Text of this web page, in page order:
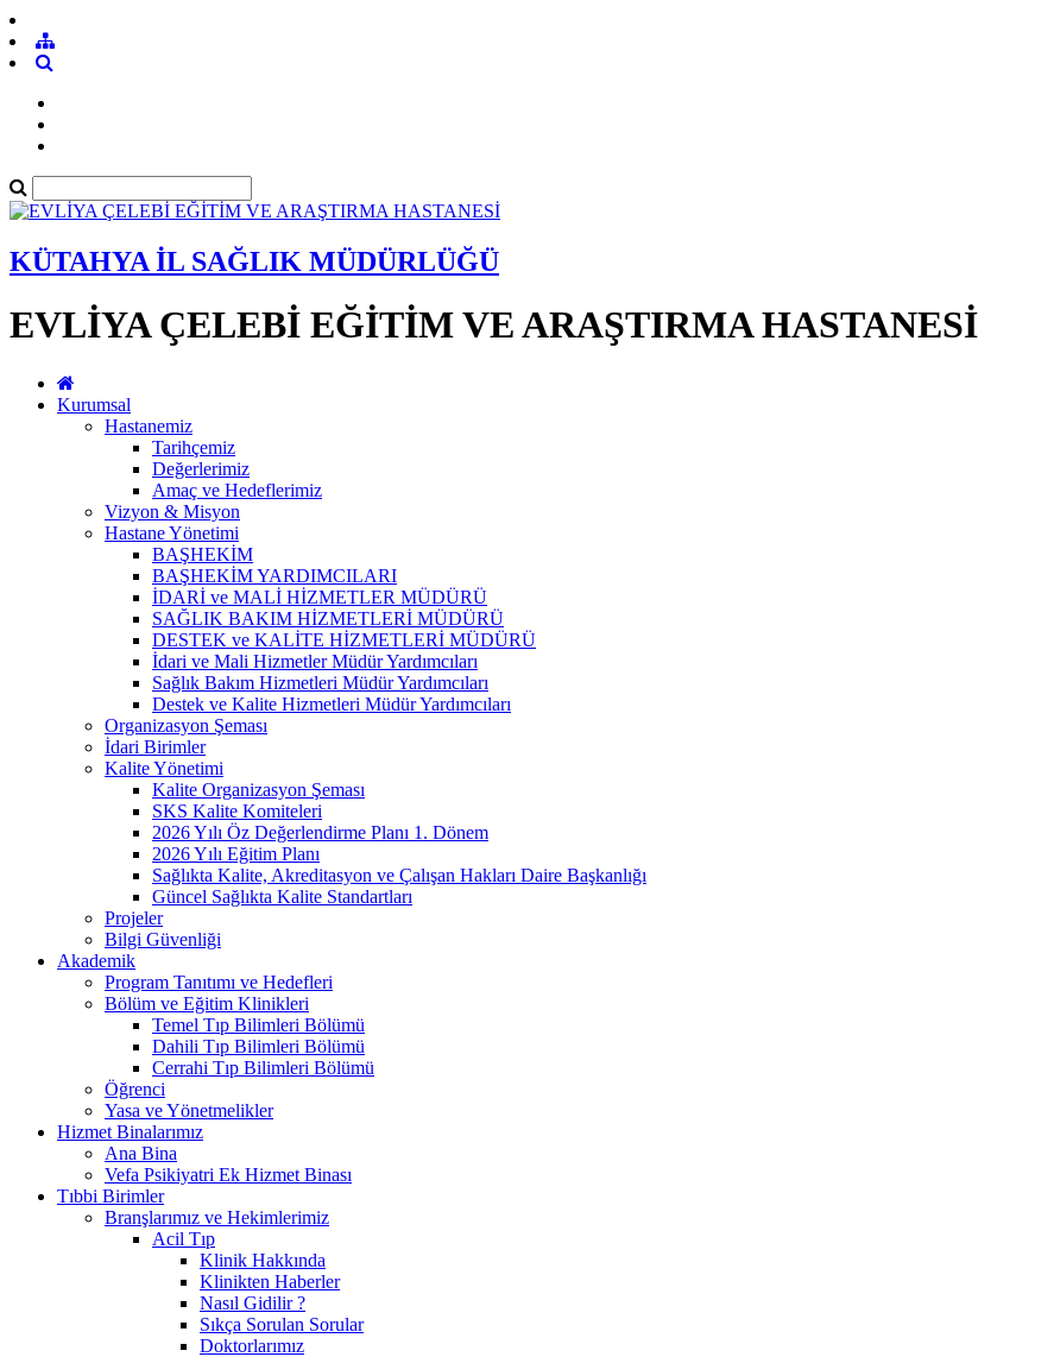
KÜTAHYA İL SAĞLIK MÜDÜRLÜĞÜ
EVLİYA ÇELEBİ EĞİTİM VE ARAŞTIRMA HASTANESİ
Kurumsal
Hastanemiz
Tarihçemiz
Değerlerimiz
Amaç ve Hedeflerimiz
Vizyon & Misyon
Hastane Yönetimi
BAŞHEKİM
BAŞHEKİM YARDIMCILARI
İDARİ ve MALİ HİZMETLER MÜDÜRÜ
SAĞLIK BAKIM HİZMETLERİ MÜDÜRÜ
DESTEK ve KALİTE HİZMETLERİ MÜDÜRÜ
İdari ve Mali Hizmetler Müdür Yardımcıları
Sağlık Bakım Hizmetleri Müdür Yardımcıları
Destek ve Kalite Hizmetleri Müdür Yardımcıları
Organizasyon Şeması
İdari Birimler
Kalite Yönetimi
Kalite Organizasyon Şeması
SKS Kalite Komiteleri
2026 Yılı Öz Değerlendirme Planı 1. Dönem
2026 Yılı Eğitim Planı
Sağlıkta Kalite, Akreditasyon ve Çalışan Hakları Daire Başkanlığı
Güncel Sağlıkta Kalite Standartları
Projeler
Bilgi Güvenliği
Akademik
Program Tanıtımı ve Hedefleri
Bölüm ve Eğitim Klinikleri
Temel Tıp Bilimleri Bölümü
Dahili Tıp Bilimleri Bölümü
Cerrahi Tıp Bilimleri Bölümü
Öğrenci
Yasa ve Yönetmelikler
Hizmet Binalarımız
Ana Bina
Vefa Psikiyatri Ek Hizmet Binası
Tıbbi Birimler
Branşlarımız ve Hekimlerimiz
Acil Tıp
Klinik Hakkında
Klinikten Haberler
Nasıl Gidilir ?
Sıkça Sorulan Sorular
Doktorlarımız